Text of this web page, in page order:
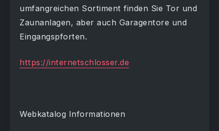
umfangreichen Sortiment finden Sie Tor und
Zaunanlagen, aber auch Garagentore und
Eingangspforten.
https://internetschlosser.de
Webkatalog Informationen